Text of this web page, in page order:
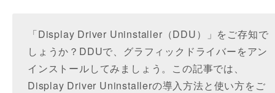
「Display Driver Uninstaller（DDU）」をご存知で
しょうか？DDUで、グラフィックドライバーをアン
インストールしてみましょう。この記事では、
Display Driver Uninstallerの導入方法と使い方をご